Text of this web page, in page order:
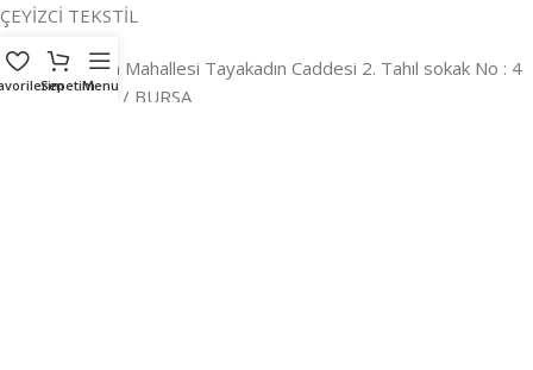
ÇEYİZCİ TEKSTİL
Adres:Reyhan Mahallesi Tayakadın Caddesi 2. Tahıl sokak No : 4
/ a Osmangazi / BURSA
SepetimMenu